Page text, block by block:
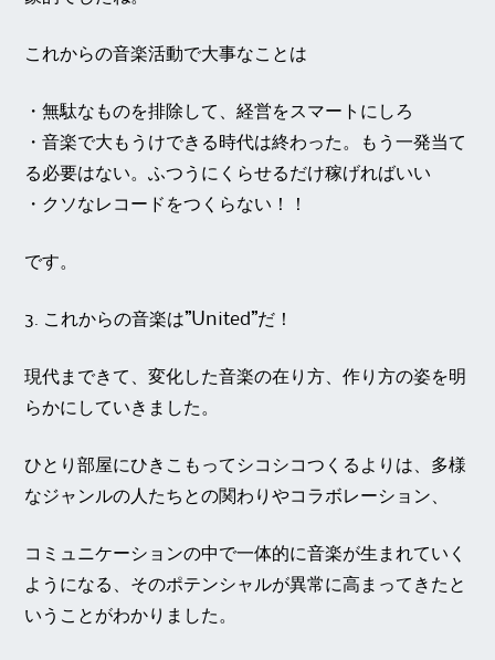
これからの音楽活動で大事なことは
・無駄なものを排除して、経営をスマートにしろ
・音楽で大もうけできる時代は終わった。もう一発当て
る必要はない。ふつうにくらせるだけ稼げればいい
・クソなレコードをつくらない！！
です。
3. これからの音楽は”United”だ！
現代まできて、変化した音楽の在り方、作り方の姿を明
らかにしていきました。
ひとり部屋にひきこもってシコシコつくるよりは、多様
なジャンルの人たちとの関わりやコラボレーション、
コミュニケーションの中で一体的に音楽が生まれていく
ようになる、そのポテンシャルが異常に高まってきたと
いうことがわかりました。